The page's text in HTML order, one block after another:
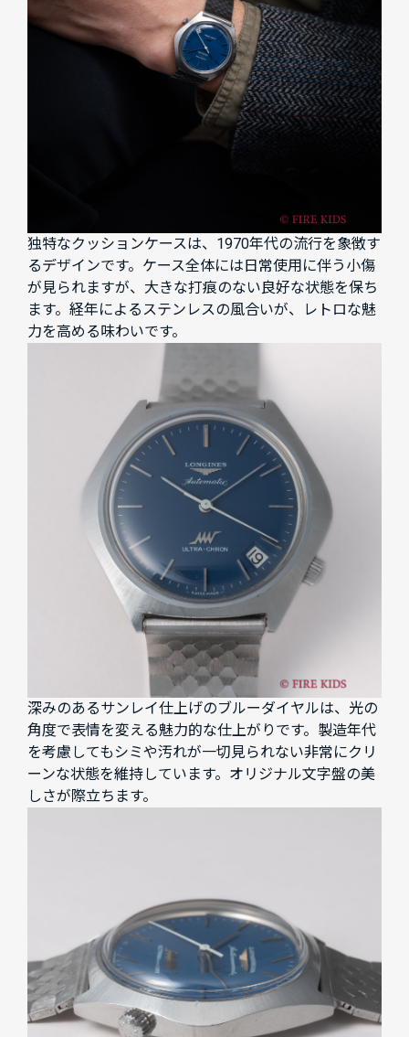
独特なクッションケースは、1970年代の流行を象徴す
るデザインです。ケース全体には日常使用に伴う小傷
が見られますが、大きな打痕のない良好な状態を保ち
ます。経年によるステンレスの風合いが、レトロな魅
力を高める味わいです。
深みのあるサンレイ仕上げのブルーダイヤルは、光の
角度で表情を変える魅力的な仕上がりです。製造年代
を考慮してもシミや汚れが一切見られない非常にクリ
ーンな状態を維持しています。オリジナル文字盤の美
しさが際立ちます。